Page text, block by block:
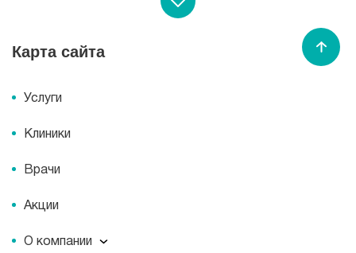
Записаться на прием
Карта сайта
Услуги
Клиники
Врачи
Акции
О компании